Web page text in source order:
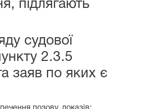
підлягають
судової
2.3.5
заяв по яких є